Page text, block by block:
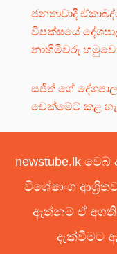
ජනතාවාදී
විපක්ෂයේ
නාහිමිවරු
සජිත් ගේ
චෙක්මේට් කළ
newstube.lk
විශේෂාංග
ඇත්නම් ඒ
දැක්වීමට